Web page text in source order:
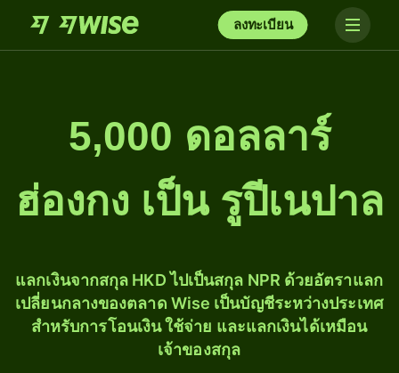
ลงทะเบียน
5,000 ดอลลาร์
ฮ่องกง เป็น รูปีเนปาล
แลกเงินจากสกุล HKD ไปเป็นสกุล NPR ด้วยอัตราแลก
เปลี่ยนกลางของตลาด Wise เป็นบัญชีระหว่างประเทศ
สำหรับการโอนเงิน ใช้จ่าย และแลกเงินได้เหมือน
เจ้าของสกุล